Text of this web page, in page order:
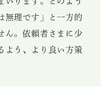
無理です」と一方的
ん。依頼者さまに少
よう、より良い方策